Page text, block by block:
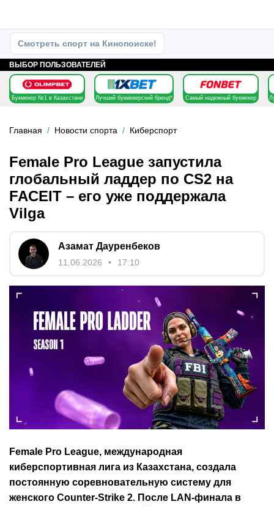
Смотреть спорт на Кинопоиске!
ВЫБОР ПОЛЬЗОВАТЕЛЕЙ
Букмекер №1 в Казахстане Лучший букмекерский бренд* Самый надежный букмекер
Главная Новости спорта Киберспорт
Female Pro League запустила
глобальный ладдер по CS2 на
FACEIT – его уже поддержала
Vilga
Азамат Дауренбеков
11.06.2026 17:10
Female Pro League, международная
киберспортивная лига из Казахстана, создала
постоянную соревновательную систему для
женского Counter-Strike 2. После LAN-финала в